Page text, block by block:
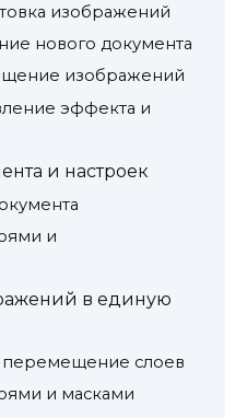
изображений
нового документа
изображений
эффекта и
и настроек
и
в единую
перемещение слоев
и масками